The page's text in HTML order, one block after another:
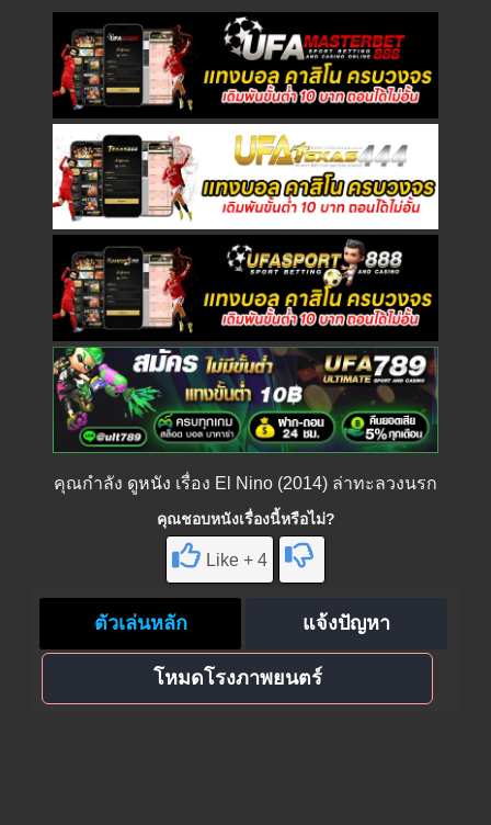
คุณกำลัง ดูหนัง เรื่อง El Nino (2014) ล่าทะลวงนรก
คุณชอบหนังเรื่องนี้หรือไม่?
Like + 4
ตัวเล่นหลัก แจ้งปัญหา
โหมดโรงภาพยนตร์